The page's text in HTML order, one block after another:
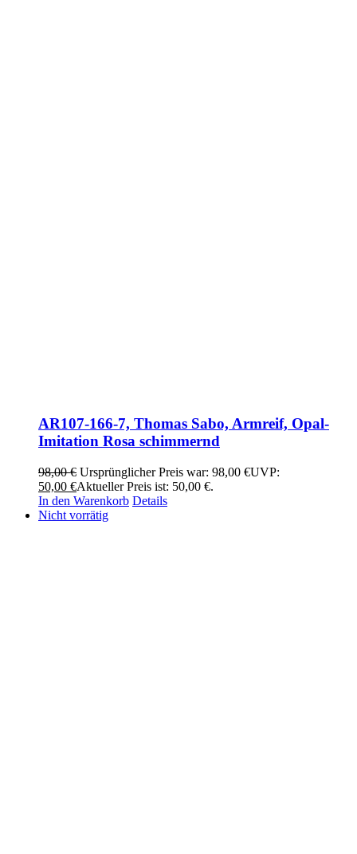
AR107-166-7, Thomas Sabo, Armreif, Opal-
Imitation Rosa schimmernd
98,00€ Ursprünglicher Preis war: 98,00 €UVP:
50,00 €Aktueller Preis ist: 50,00 €.
In den Warenkorb Details
Nicht vorrätig